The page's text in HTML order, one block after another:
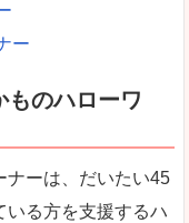
ー
ものハローワ
ナーは、だいたい45
いる方を支援するハ